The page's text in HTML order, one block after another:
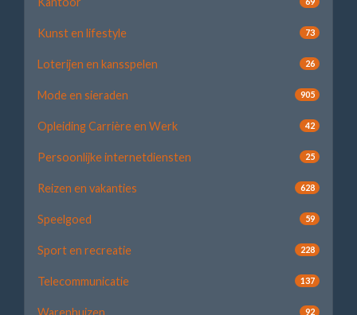
Kunst en lifestyle 73
Loterijen en kansspelen 26
Mode en sieraden 905
Opleiding Carrière en Werk 42
Persoonlijke internetdiensten 25
Reizen en vakanties 628
Speelgoed 59
Sport en recreatie 228
Telecommunicatie 137
Warenhuizen 92